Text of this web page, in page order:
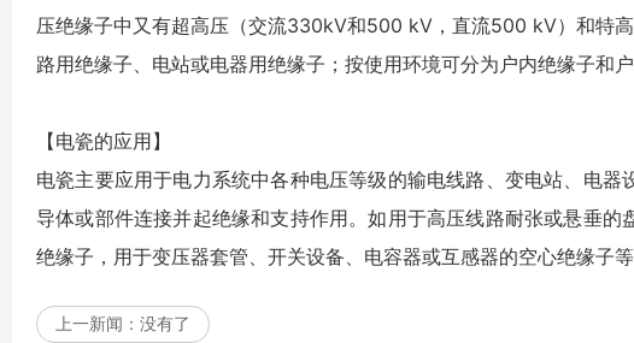
压绝缘子中又有超高压（交流330kV和500 kV，直流500 kV）和特
路用绝缘子、电站或电器用绝缘子；按使用环境可分为户内绝缘子和户
【电瓷的应用】
电瓷主要应用于电力系统中各种电压等级的输电线路、变电站、电
导体或部件连接并起绝缘和支持作用。如用于高压线路耐张或悬垂
绝缘子，用于变压器套管、开关设备、电容器或互感器的空心绝缘子等
上一新闻： 没有了